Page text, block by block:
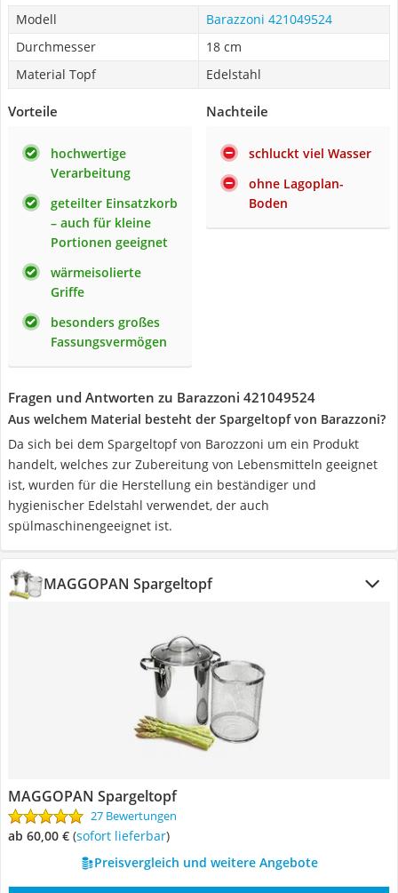
Modell
Barazzoni 421049524
Durchmesser
18 cm
Material Topf
Edelstahl
Vorteile
hochwertige
Verarbeitung
geteilter Einsatzkorb
– auch für kleine
Portionen geeignet
wärmeisolierte
Griffe
besonders großes
Fassungsvermögen
Nachteile
schluckt viel Wasser
ohne Lagoplan-
Boden
Fragen und Antworten zu Barazzoni 421049524
Aus welchem Material besteht der Spargeltopf von Barazzoni?
Da sich bei dem Spargeltopf von Barozzoni um ein Produkt
handelt, welches zur Zubereitung von Lebensmitteln geeignet
ist, wurden für die Herstellung ein beständiger und
hygienischer Edelstahl verwendet, der auch
spülmaschinengeeignet ist.
MAGGOPAN Spargeltopf
MAGGOPAN Spargeltopf
27 Bewertungen
ab 60,00 € ( Sofort lieferbar)
Preisvergleich und weitere Angebote